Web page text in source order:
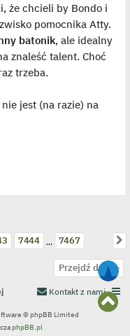
że chcieli by Bondo i
pomocnika Atty.
batonik, ale idealny
znaleść talent. Choć
trzeba.
jest (na razie) na
7444 … 7467
Przejdź doN
a
g
ó
N
Kontakt z nami
© phpBB Limited
phpBB.pl